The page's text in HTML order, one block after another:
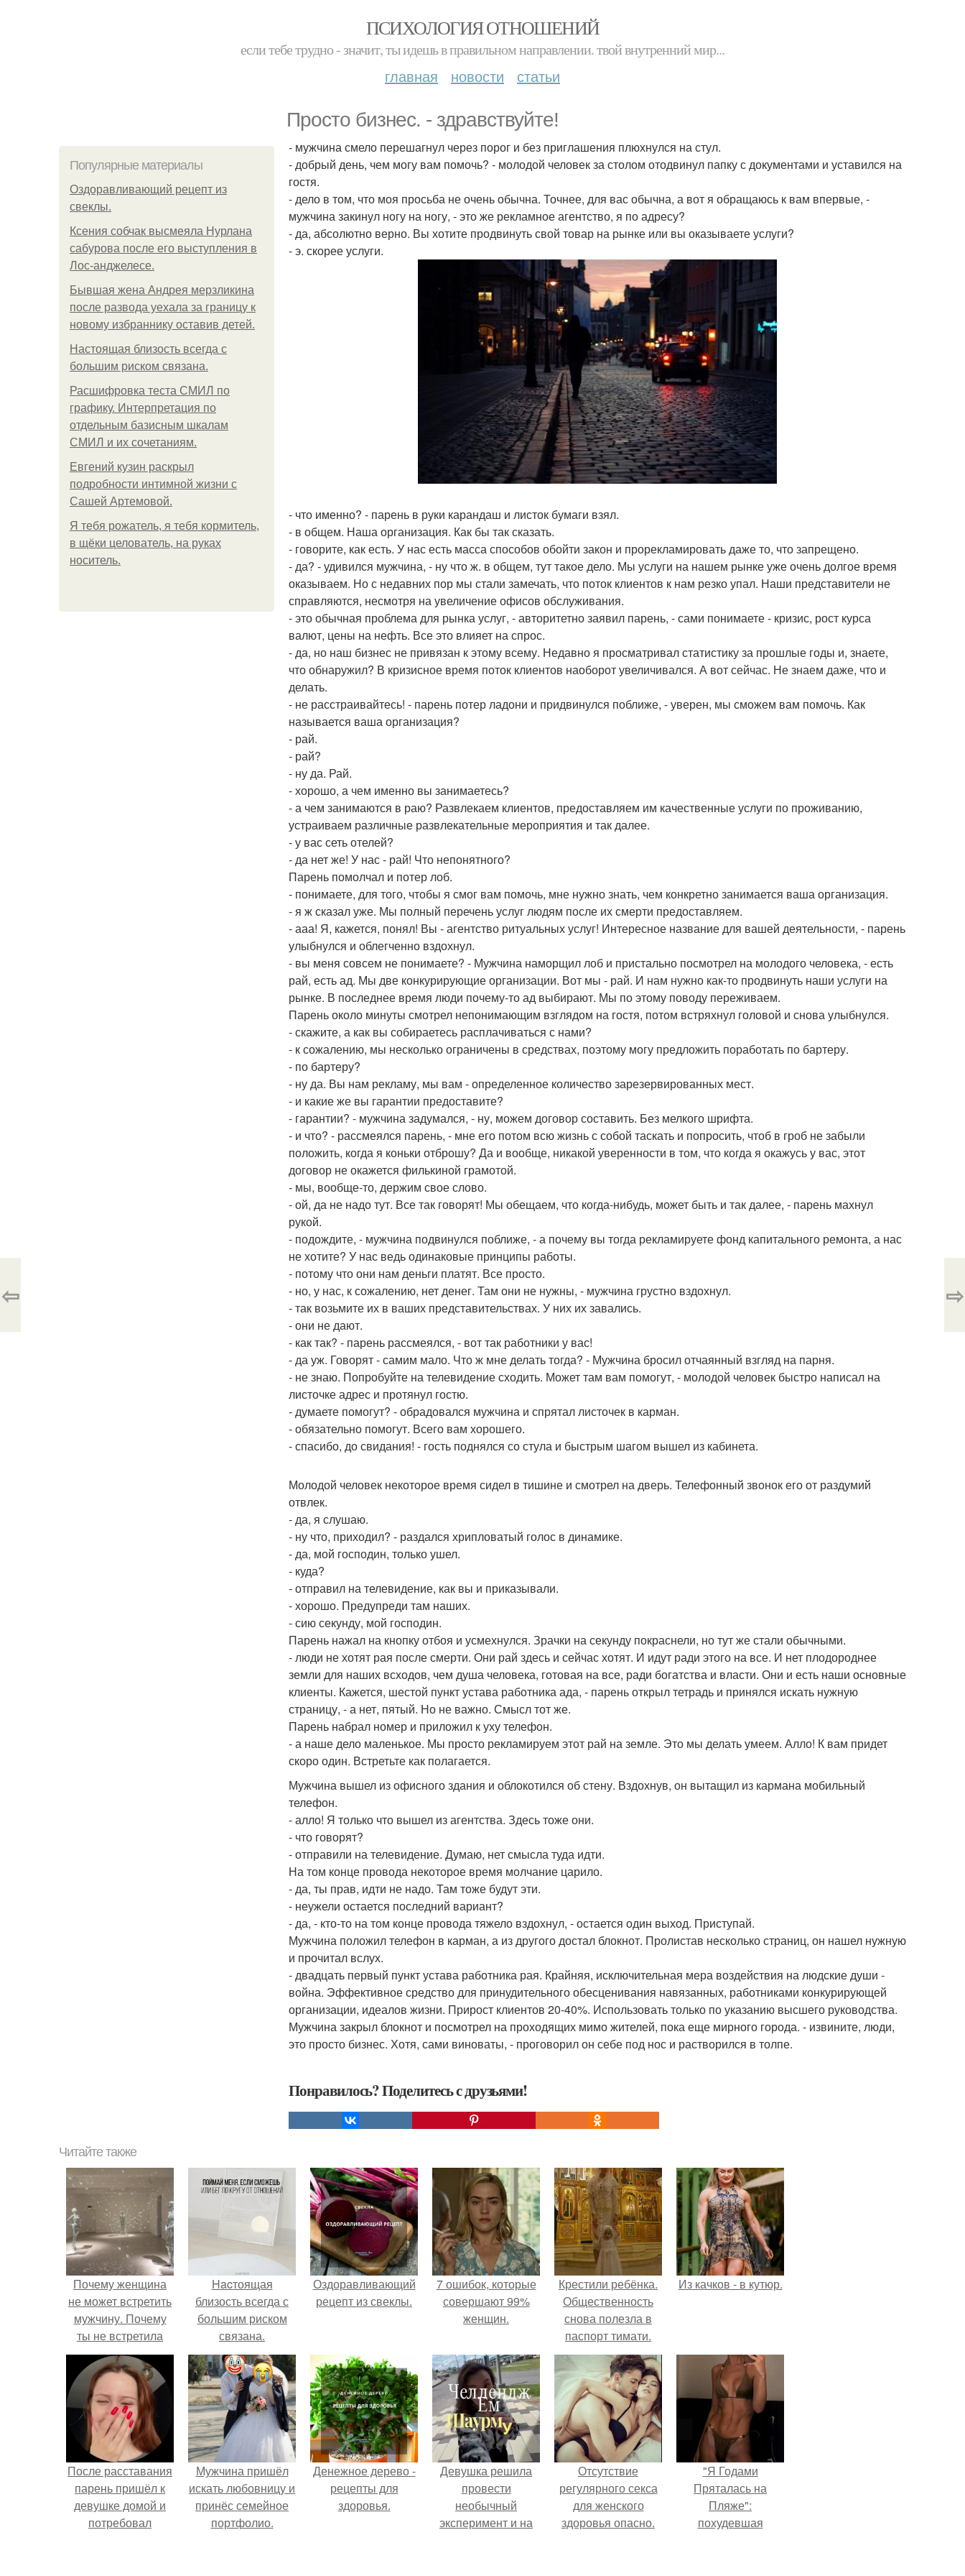
ПСИХОЛОГИЯ ОТНОШЕНИЙ
если тебе трудно - значит, ты идешь в правильном направлении. твой внутренний мир...
главная новости статьи
Просто бизнес. - здравствуйте!
Популярные материалы
Оздоравливающий рецепт из
свеклы.
Ксения собчак высмеяла Нурлана
сабурова после его выступления в
Лос-анджелесе.
Бывшая жена Андрея мерзликина
после развода уехала за границу к
новому избраннику оставив детей.
Hacтоящая близость всегда с
большим риском связана.
Расшифровка теста СМИЛ по
графику. Интерпретация по
отдельным базисным шкалам
СМИЛ и их сочетаниям.
Евгений кузин раскрыл
подробности интимной жизни с
Сашей Артемовой.
Я тебя рожатель, я тебя кормитель,
в щёки целователь, на руках
носитель.
- мужчина смело перешагнул через порог и без приглашения плюхнулся на стул.
- добрый день, чем могу вам помочь? - молодой человек за столом отодвинул папку с документами и уставился на
гостя.
- дело в том, что моя просьба не очень обычна. Точнее, для вас обычна, а вот я обращаюсь к вам впервые, -
мужчина закинул ногу на ногу, - это же рекламное агентство, я по адресу?
- да, абсолютно верно. Вы хотите продвинуть свой товар на рынке или вы оказываете услуги?
- э. скорее услуги.
- что именно? - парень в руки карандаш и листок бумаги взял.
- в общем. Наша организация. Как бы так сказать.
- говорите, как есть. У нас есть масса способов обойти закон и прорекламировать даже то, что запрещено.
- да? - удивился мужчина, - ну что ж. в общем, тут такое дело. Мы услуги на нашем рынке уже очень долгое время
оказываем. Но с недавних пор мы стали замечать, что поток клиентов к нам резко упал. Наши представители не
справляются, несмотря на увеличение офисов обслуживания.
- это обычная проблема для рынка услуг, - авторитетно заявил парень, - сами понимаете - кризис, рост курса
валют, цены на нефть. Все это влияет на спрос.
- да, но наш бизнес не привязан к этому всему. Недавно я просматривал статистику за прошлые годы и, знаете,
что обнаружил? В кризисное время поток клиентов наоборот увеличивался. А вот сейчас. Не знаем даже, что и
делать.
- не расстраивайтесь! - парень потер ладони и придвинулся поближе, - уверен, мы сможем вам помочь. Как
называется ваша организация?
- рай.
- рай?
- ну да. Рай.
- хорошо, а чем именно вы занимаетесь?
- а чем занимаются в раю? Развлекаем клиентов, предоставляем им качественные услуги по проживанию,
устраиваем различные развлекательные мероприятия и так далее.
- у вас сеть отелей?
- да нет же! У нас - рай! Что непонятного?
Парень помолчал и потер лоб.
- понимаете, для того, чтобы я смог вам помочь, мне нужно знать, чем конкретно занимается ваша организация.
- я ж сказал уже. Мы полный перечень услуг людям после их смерти предоставляем.
- ааа! Я, кажется, понял! Вы - агентство ритуальных услуг! Интересное название для вашей деятельности, - парень
улыбнулся и облегченно вздохнул.
- вы меня совсем не понимаете? - Мужчина наморщил лоб и пристально посмотрел на молодого человека, - есть
рай, есть ад. Мы две конкурирующие организации. Вот мы - рай. И нам нужно как-то продвинуть наши услуги на
рынке. В последнее время люди почему-то ад выбирают. Мы по этому поводу переживаем.
Парень около минуты смотрел непонимающим взглядом на гостя, потом встряхнул головой и снова улыбнулся.
- скажите, а как вы собираетесь расплачиваться с нами?
- к сожалению, мы несколько ограничены в средствах, поэтому могу предложить поработать по бартеру.
- по бартеру?
- ну да. Вы нам рекламу, мы вам - определенное количество зарезервированных мест.
- и какие же вы гарантии предоставите?
- гарантии? - мужчина задумался, - ну, можем договор составить. Без мелкого шрифта.
- и что? - рассмеялся парень, - мне его потом всю жизнь с собой таскать и попросить, чтоб в гроб не забыли
положить, когда я коньки отброшу? Да и вообще, никакой уверенности в том, что когда я окажусь у вас, этот
договор не окажется филькиной грамотой.
- мы, вообще-то, держим свое слово.
- ой, да не надо тут. Все так говорят! Мы обещаем, что когда-нибудь, может быть и так далее, - парень махнул
рукой.
- подождите, - мужчина подвинулся поближе, - а почему вы тогда рекламируете фонд капитального ремонта, а нас
не хотите? У нас ведь одинаковые принципы работы.
- потому что они нам деньги платят. Все просто.
- но, у нас, к сожалению, нет денег. Там они не нужны, - мужчина грустно вздохнул.
- так возьмите их в ваших представительствах. У них их завались.
- они не дают.
- как так? - парень рассмеялся, - вот так работники у вас!
- да уж. Говорят - самим мало. Что ж мне делать тогда? - Мужчина бросил отчаянный взгляд на парня.
- не знаю. Попробуйте на телевидение сходить. Может там вам помогут, - молодой человек быстро написал на
листочке адрес и протянул гостю.
- думаете помогут? - обрадовался мужчина и спрятал листочек в карман.
- обязательно помогут. Всего вам хорошего.
- спасибо, до свидания! - гость поднялся со стула и быстрым шагом вышел из кабинета.
Молодой человек некоторое время сидел в тишине и смотрел на дверь. Телефонный звонок его от раздумий
отвлек.
- да, я слушаю.
- ну что, приходил? - раздался хрипловатый голос в динамике.
- да, мой господин, только ушел.
- куда?
- отправил на телевидение, как вы и приказывали.
- хорошо. Предупреди там наших.
- сию секунду, мой господин.
Парень нажал на кнопку отбоя и усмехнулся. Зрачки на секунду покраснели, но тут же стали обычными.
- люди не хотят рая после смерти. Они рай здесь и сейчас хотят. И идут ради этого на все. И нет плодороднее
земли для наших всходов, чем душа человека, готовая на все, ради богатства и власти. Они и есть наши основные
клиенты. Кажется, шестой пункт устава работника ада, - парень открыл тетрадь и принялся искать нужную
страницу, - а нет, пятый. Но не важно. Смысл тот же.
Парень набрал номер и приложил к уху телефон.
- а наше дело маленькое. Мы просто рекламируем этот рай на земле. Это мы делать умеем. Алло! К вам придет
скоро один. Встретьте как полагается.
Мужчина вышел из офисного здания и облокотился об стену. Вздохнув, он вытащил из кармана мобильный
телефон.
- алло! Я только что вышел из агентства. Здесь тоже они.
- что говорят?
- отправили на телевидение. Думаю, нет смысла туда идти.
На том конце провода некоторое время молчание царило.
- да, ты прав, идти не надо. Там тоже будут эти.
- неужели остается последний вариант?
- да, - кто-то на том конце провода тяжело вздохнул, - остается один выход. Приступай.
Мужчина положил телефон в карман, а из другого достал блокнот. Пролистав несколько страниц, он нашел нужную
и прочитал вслух.
- двадцать первый пункт устава работника рая. Крайняя, исключительная мера воздействия на людские души -
война. Эффективное средство для принудительного обесценивания навязанных, работниками конкурирующей
организации, идеалов жизни. Прирост клиентов 20-40%. Использовать только по указанию высшего руководства.
Мужчина закрыл блокнот и посмотрел на проходящих мимо жителей, пока еще мирного города. - извините, люди,
это просто бизнес. Хотя, сами виноваты, - проговорил он себе под нос и растворился в толпе.
Понравилось? Поделитесь с друзьями!
⇦ ⇨
Читайте также
Почему женщина
не может встретить
мужчину. Почему
ты не встретила
своего мужчину?
Hacтоящая
близость всегда с
большим риском
связана.
Оздоравливающий
рецепт из свеклы.
7 ошибок, которые
совершают 99%
женщин.
Крестили ребёнка.
Общественность
снова полезла в
паспорт тимати.
Из качков - в кутюр.
После расставания
парень пришёл к
девушке домой и
потребовал
Мужчина пришёл
искать любовницу и
принёс семейное
портфолио.
Денежное дерево -
рецепты для
здоровья.
Девушка решила
провести
необычный
эксперимент и на
Отсутствие
регулярного секса
для женского
здоровья опасно.
"Я Годами
Пряталась на
Пляже":
похудевшая